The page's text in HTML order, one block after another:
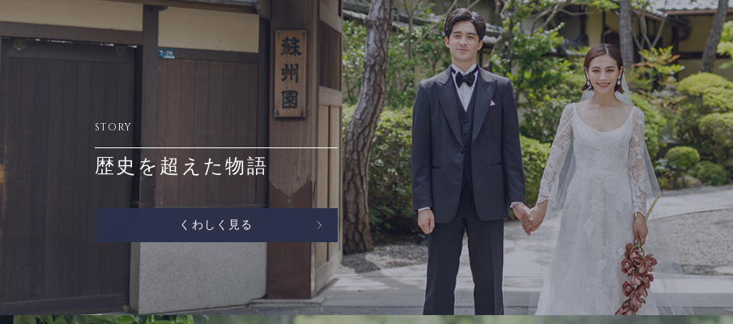
STORY
歴史を超えた物語
くわしく見る